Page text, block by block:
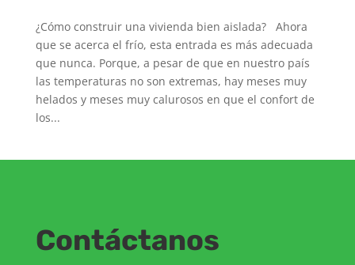
¿Cómo construir una vivienda bien aislada? Ahora
que se acerca el frío, esta entrada es más adecuada
que nunca. Porque, a pesar de que en nuestro país
las temperaturas no son extremas, hay meses muy
helados y meses muy calurosos en que el confort de
los...
Contáctanos